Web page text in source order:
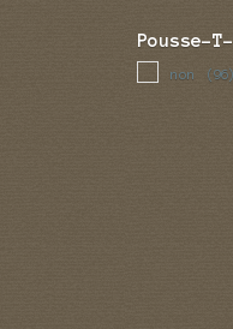
Pousse-
non (96)